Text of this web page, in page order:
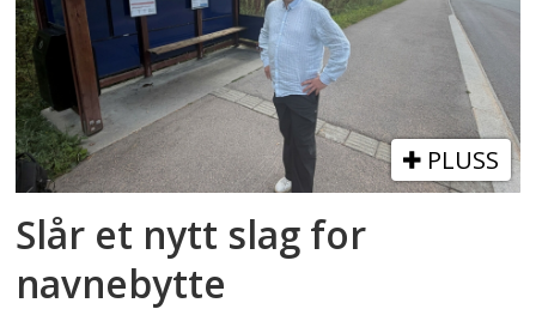
PLUSS
Slår et nytt slag for
navnebytte